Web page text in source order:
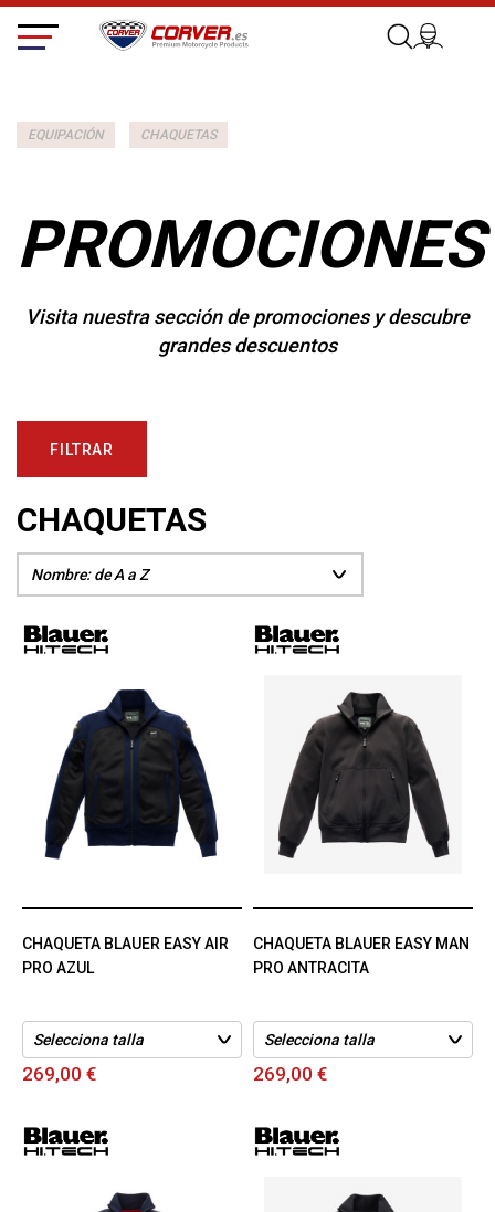
EQUIPACIÓN CHAQUETAS
PROMOCIONES
Visita nuestra sección de promociones y descubre
grandes descuentos
FILTRAR
CHAQUETAS
CHAQUETA BLAUER EASY AIR
PRO AZUL
269,00 €
CHAQUETA BLAUER EASY MAN
PRO ANTRACITA
269,00 €